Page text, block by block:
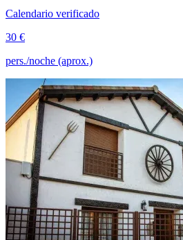
Calendario verificado
30 €
pers./noche (aprox.)